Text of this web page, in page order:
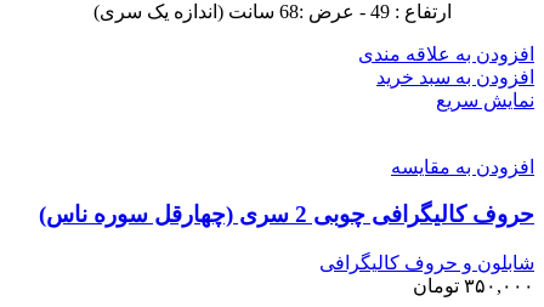
ارتفاع : 49 - عرض :68 سانت (اندازه یک سری)
افزودن به علاقه مندی
افزودن به سبد خرید
نمایش سریع
افزودن به مقایسه
حروف کالیگرافی چوبی 2 سری (چهارقل سوره ناس)
شابلون و حروف کالیگرافی
۳۵۰,۰۰۰ تومان